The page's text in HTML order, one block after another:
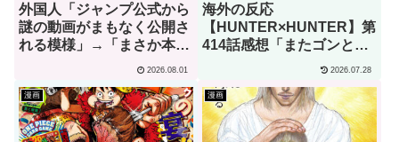
外国人「ジャンプ公式から
謎の動画がまもなく公開さ
れる模様」→「まさか本当
2026.08.01
海外の反応
【HUNTER×HUNTER】第
414話感想「またゴンとキ
ルアを見られるなんて･･･
待ってた」
2026.07.28
漫画 漫画